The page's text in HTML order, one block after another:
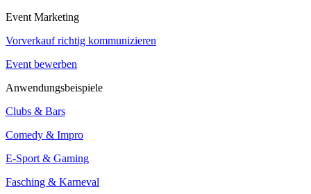
Event Marketing
Vorverkauf richtig kommunizieren
Event bewerben
Anwendungsbeispiele
Clubs & Bars
Comedy & Impro
E-Sport & Gaming
Fasching & Karneval